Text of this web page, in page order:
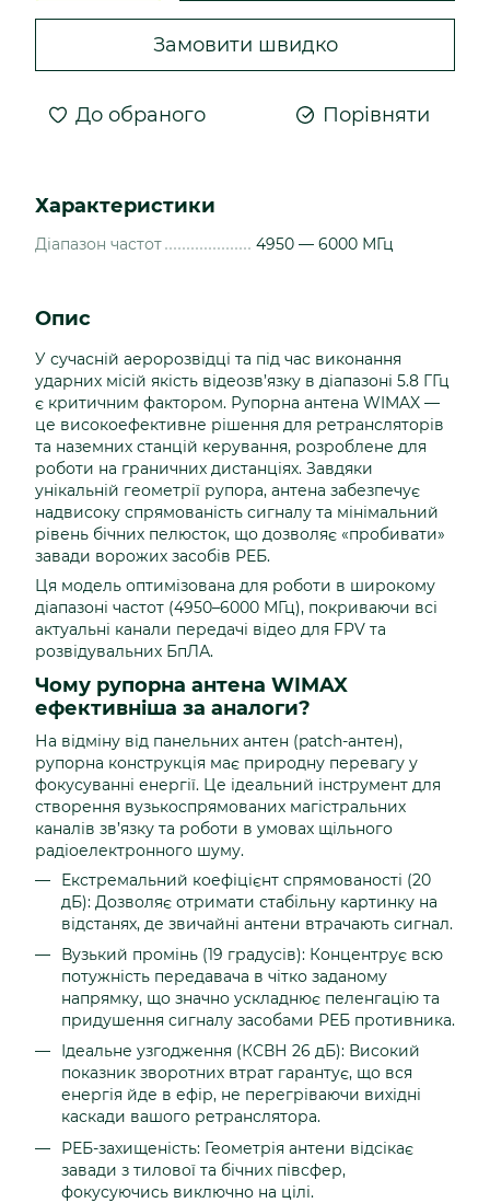
Замовити швидко
До обраного Порівняти
Характеристики
Діапазон частот 4950 — 6000 МГц
Опис
У сучасній аеророзвідці та під час виконання
ударних місій якість відеозв’язку в діапазоні 5.8 ГГц
є критичним фактором. Рупорна антена WIMAX —
це високоефективне рішення для ретрансляторів
та наземних станцій керування, розроблене для
роботи на граничних дистанціях. Завдяки
унікальній геометрії рупора, антена забезпечує
надвисоку спрямованість сигналу та мінімальний
рівень бічних пелюсток, що дозволяє «пробивати»
завади ворожих засобів РЕБ.
Ця модель оптимізована для роботи в широкому
діапазоні частот (4950–6000 МГц), покриваючи всі
актуальні канали передачі відео для FPV та
розвідувальних БпЛА.
Чому рупорна антена WIMAX
ефективніша за аналоги?
На відміну від панельних антен (patch-антен),
рупорна конструкція має природну перевагу у
фокусуванні енергії. Це ідеальний інструмент для
створення вузькоспрямованих магістральних
каналів зв’язку та роботи в умовах щільного
радіоелектронного шуму.
Екстремальний коефіцієнт спрямованості (20
дБ): Дозволяє отримати стабільну картинку на
відстанях, де звичайні антени втрачають сигнал.
Вузький промінь (19 градусів): Концентрує всю
потужність передавача в чітко заданому
напрямку, що значно ускладнює пеленгацію та
придушення сигналу засобами РЕБ противника.
Ідеальне узгодження (КСВН 26 дБ): Високий
показник зворотних втрат гарантує, що вся
енергія йде в ефір, не перегріваючи вихідні
каскади вашого ретранслятора.
РЕБ-захищеність: Геометрія антени відсікає
завади з тилової та бічних півсфер,
фокусуючись виключно на цілі.